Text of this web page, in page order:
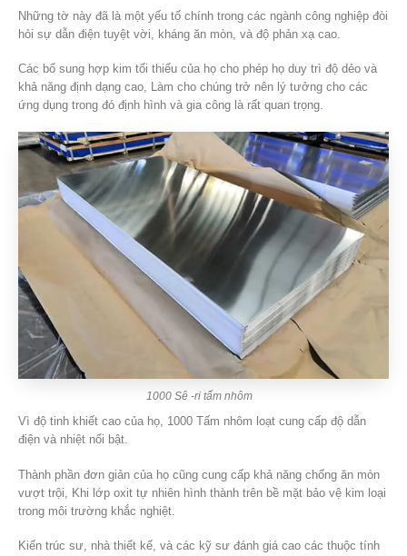
Những tờ này đã là một yếu tố chính trong các ngành công nghiệp đòi
hỏi sự dẫn điện tuyệt vời, kháng ăn mòn, và độ phản xạ cao.
Các bổ sung hợp kim tối thiểu của họ cho phép họ duy trì độ dẻo và
khả năng định dạng cao, Làm cho chúng trở nên lý tưởng cho các
ứng dụng trong đó định hình và gia công là rất quan trọng.
1000 Sê -ri tấm nhôm
Vì độ tinh khiết cao của họ, 1000 Tấm nhôm loạt cung cấp độ dẫn
điện và nhiệt nổi bật.
Thành phần đơn giản của họ cũng cung cấp khả năng chống ăn mòn
vượt trội, Khi lớp oxit tự nhiên hình thành trên bề mặt bảo vệ kim loại
trong môi trường khắc nghiệt.
Kiến trúc sư, nhà thiết kế, và các kỹ sư đánh giá cao các thuộc tính